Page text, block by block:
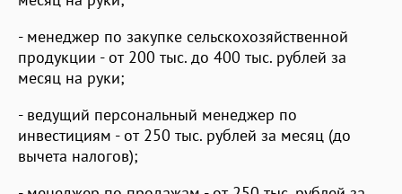
- менеджер по закупке сельскохозяйственной
продукции - от 200 тыс. до 400 тыс. рублей за
месяц на руки;
- ведущий персональный менеджер по
инвестициям - от 250 тыс. рублей за месяц (до
вычета налогов);